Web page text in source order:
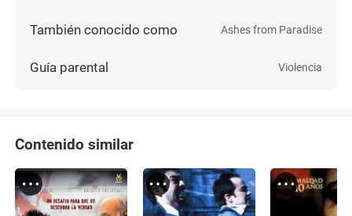
También conocido como Ashes from Paradise
Guía parental Violencia
Contenido similar